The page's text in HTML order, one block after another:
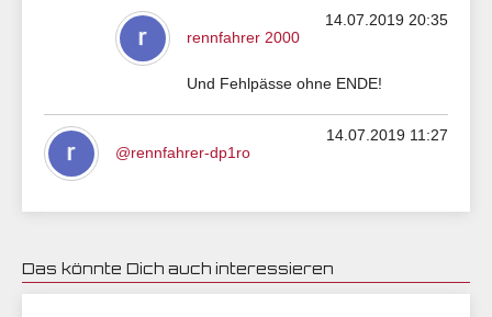
14.07.2019 20:35
rennfahrer 2000
Und Fehlpässe ohne ENDE!
14.07.2019 11:27
@rennfahrer-dp1ro
Das könnte Dich auch interessieren
25.11.2017 10:30 | CEF Nürnberg